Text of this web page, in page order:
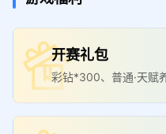
开赛礼包
彩钻*300、普通·天赋
100000